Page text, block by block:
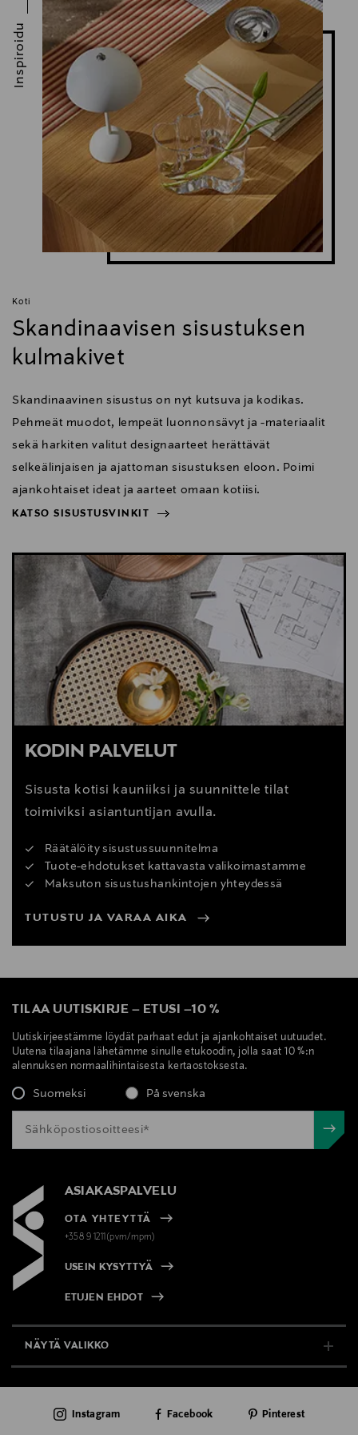
Koti
Skandinaavisen sisustuksen
kulmakivet
Skandinaavinen sisustus on nyt kutsuva ja kodikas.
Pehmeät muodot, lempeät luonnonsävyt ja -materiaalit
sekä harkiten valitut designaarteet herättävät
selkeälinjaisen ja ajattoman sisustuksen eloon. Poimi
ajankohtaiset ideat ja aarteet omaan kotiisi.
KATSO SISUSTUSVINKIT
Inspiroidu
KATSO SISUSTUSVINKIT
KODIN PALVELUT
Sisusta kotisi kauniiksi ja suunnittele tilat
toimiviksi asiantuntijan avulla.
Räätälöity sisustussuunnitelma
Tuote-ehdotukset kattavasta valikoimastamme
Maksuton sisustushankintojen yhteydessä
TUTUSTU JA VARAA AIKA
TILAA UUTISKIRJE – ETUSI –10 %
Uutiskirjeestämme löydät parhaat edut ja ajankohtaiset uutuudet.
Uutena tilaajana lähetämme sinulle etukoodin, jolla saat 10 %:n
alennuksen normaalihintaisesta kertaostoksesta.
Suomeksi På svenska
ASIAKASPALVELU
OTA YHTEYTTÄ
+358 9 1211(pvm/mpm)
USEIN KYSYTTYÄ
ETUJEN EHDOT
NÄYTÄ VALIKKO
AJANKOHTAISTA
Instagram Facebook Pinterest